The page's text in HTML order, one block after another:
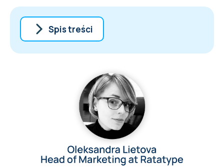
Spis treści
Certyfikat szybkości pisania natychmiast
na stanowiska początkowe
Pisanie bezwzrokowe oszczędza czas i
pozwala skupić się na zadaniach o
większym wpływie.
Kolejna ważna korzyść dotyczy twojego
zdrowia i komfortu przy biurku
Szybkie pisanie wspiera współpracę
międzykulturową, umożliwiając